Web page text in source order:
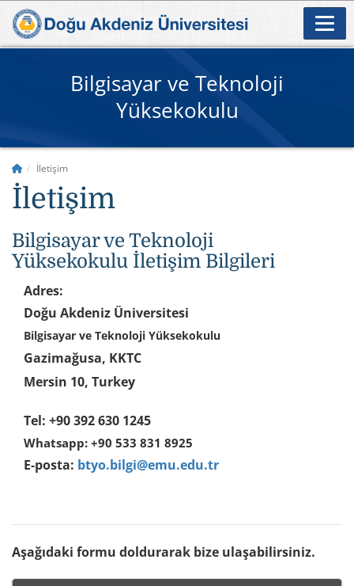
Bilgisayar ve Teknoloji
Yüksekokulu
İletişim
İletişim
Bilgisayar ve Teknoloji
Yüksekokulu İletişim Bilgileri
Adres:
Doğu Akdeniz Üniversitesi
Bilgisayar ve Teknoloji Yüksekokulu
Gazimağusa, KKTC
Mersin 10, Turkey
Tel: +90 392 630 1245
Whatsapp: +90 533 831 8925
E-posta: btyo.bilgi@emu.edu.tr
Aşağıdaki formu doldurarak bize ulaşabilirsiniz.